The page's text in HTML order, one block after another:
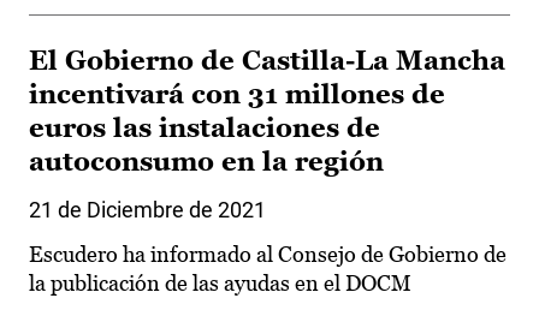
El Gobierno de Castilla-La Mancha
incentivará con 31 millones de
euros las instalaciones de
autoconsumo en la región
21 de Diciembre de 2021
Escudero ha informado al Consejo de Gobierno de
la publicación de las ayudas en el DOCM